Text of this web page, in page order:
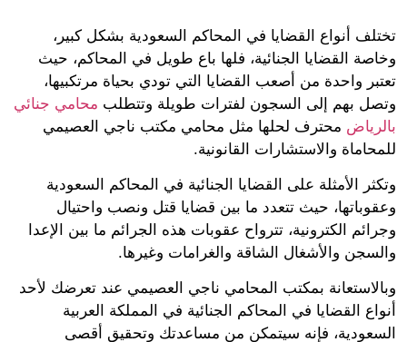
أنواع القضايا في المحاكم السعودية بشكل كبير،
القضايا الجنائية، فلها باع طويل في المحاكم، حيث
واحدة من أصعب القضايا التي تودي بحياة مرتكبيها،
بهم إلى السجون لفترات طويلة وتتطلبمحامي جنائي
محترف لحلها مثل محامي مكتب ناجي العصيمي
والاستشارات القانونية.
الأمثلة على القضايا الجنائية في المحاكم السعودية
حيث تتعدد ما بين قضايا قتل ونصب واحتيال
الكترونية، تترواح عقوبات هذه الجرائم ما بين الإعدا
والأشغال الشاقة والغرامات وغيرها.
بمكتب المحامي ناجي العصيمي عند تعرضك لأحد
القضايا في المحاكم الجنائية في المملكة العربية
فإنه سيتمكن من مساعدتك وتحقيق أقصى